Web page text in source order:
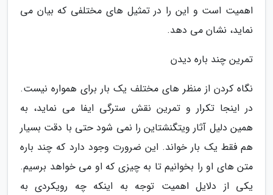
اهمیت است و این را در تمثیل های مختلفی که بیان می
نماید، نشان می دهد.
تمرین چند باره دیدن
نگاه کردن از منظر های مختلف یک بار برای همواره نیست.
در اینجا تکرار و تمرین نقش سترگی ایفا می نماید، به
همین دلیل آثار ویتگنشتاین را نمی شود حتی با دقت بسیار
هم فقط یک بار خواند. این ضرورت وجود دارد که چند باره
متن های او را بخوانیم تا به چیزی که او می خواهد برسیم.
یکی از دلایل اهمیت توجه به اینکه چه رویکردی به